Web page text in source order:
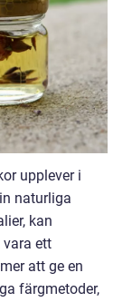
upplever i
naturliga
kan
ett
att ge en
färgmetoder,